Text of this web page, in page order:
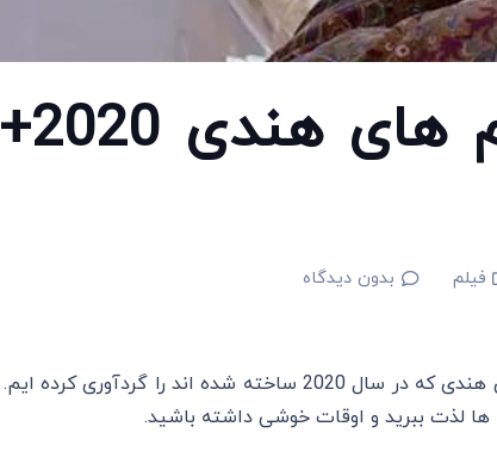
9 تا از بهترین فیلم های هندی 2020+
فیلم بدون دیدگاه
یک لیست عالی و گلچین شده 9 تایی از بهترین فیلم های هندی که در سال 2020 ساخته شده اند را گردآوری کرده ایم.
ها لذت ببرید و اوقات خوشی داشته باشید.